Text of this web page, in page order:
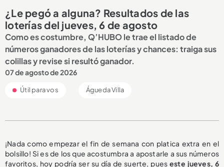
¿Le pegó a alguna? Resultados de las
loterías del jueves, 6 de agosto
Como es costumbre, Q’HUBO le trae el listado de
números ganadores de las loterías y chances: traiga sus
colillas y revise si resultó ganador.
07 de agosto de 2026
Útil para vos Águeda Villa
¡Nada como empezar el fin de semana con platica extra en el
bolsillo! Si es de los que acostumbra a apostarle a sus números
favoritos, hoy podría ser su día de suerte, pueseste jueves, 6